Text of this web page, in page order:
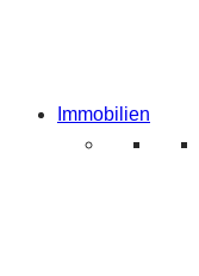
Immobilien